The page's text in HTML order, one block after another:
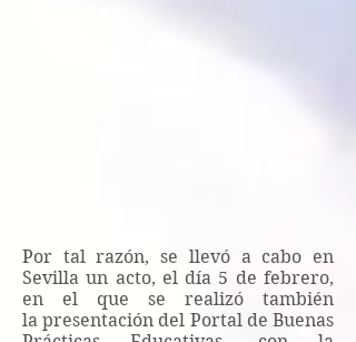
Por tal razón, se llevó a cabo en
Sevilla un acto, el día 5 de febrero,
en el que se realizó también
la presentación del Portal de Buenas